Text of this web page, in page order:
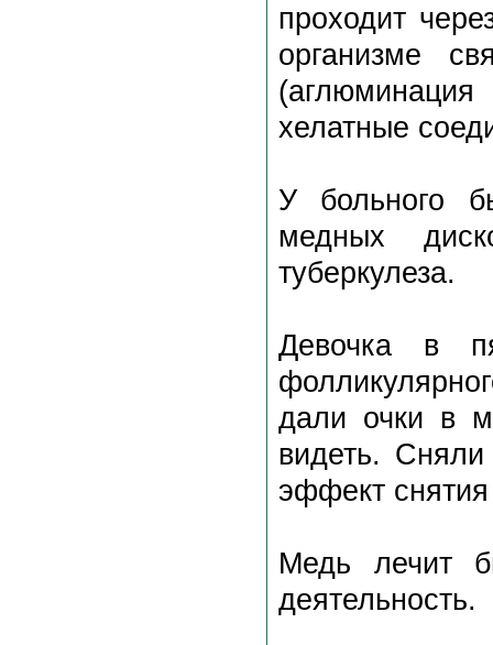
проходит
организме
хелатные
У больного
медных
туберкулеза.
Девочка в
дали очки в
видеть.
эффект
Медь лечит
деятельность.